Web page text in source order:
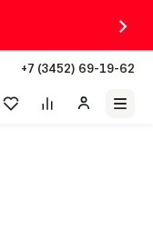
+7 (3452) 69-19-62